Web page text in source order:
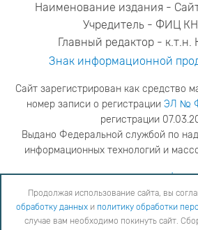
Наименование издания -
Учредитель - ФИЦ
Главный редактор - к.т.н.
Знак информационной
Сайт зарегистрирован как средство
номер записи о регистрации ЭЛ №
регистрации
Выдано Федеральной службой по
информационных технологий и
адрес редакции
телефон редакции
Продолжая использование сайта, вы соглашаетесь с
обработки персональных данных
в ином случае вам
Продолжая использование сайта, вы
обработку данных и политику обработки
случае вам необходимо покинуть сайт.